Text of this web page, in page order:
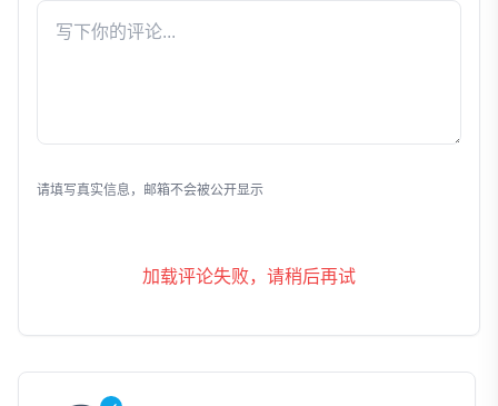
请填写真实信息，邮箱不会被公开显示
加载评论失败，请稍后再试